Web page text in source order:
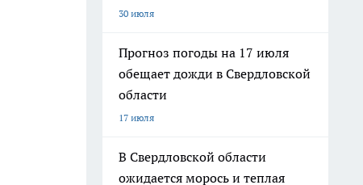
30 июля
Прогноз погоды на 17 июля
обещает дожди в Свердловской
области
17 июля
В Свердловской области
ожидается морось и теплая